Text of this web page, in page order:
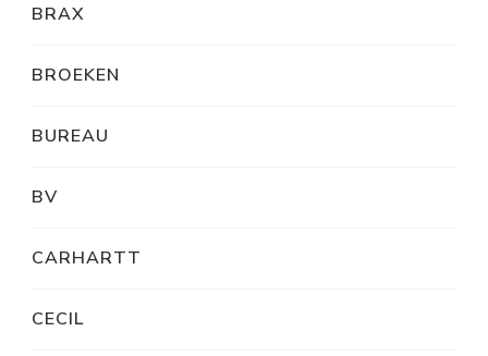
BRAX
BROEKEN
BUREAU
BV
CARHARTT
CECIL